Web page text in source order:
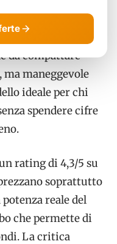
domestiche.
compromesso
da compattare
maneggevole
ideale per chi
spendere cifre
rating di 4,3/5 su
soprattutto
reale del
che permette di
La critica